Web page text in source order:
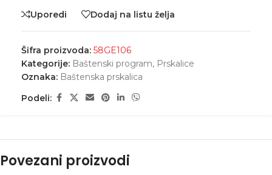
Uporedi Dodaj na listu želja
Šifra proizvoda: 58GE106
Kategorije: Baštenski program, Prskalice
Oznaka: Baštenska prskalica
Podeli:
Povezani proizvodi